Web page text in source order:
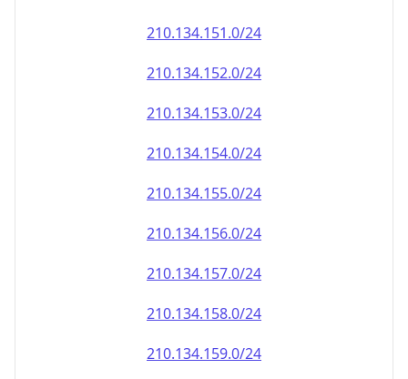
210.134.151.0/24
210.134.152.0/24
210.134.153.0/24
210.134.154.0/24
210.134.155.0/24
210.134.156.0/24
210.134.157.0/24
210.134.158.0/24
210.134.159.0/24